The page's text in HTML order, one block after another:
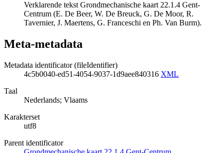
Verklarende tekst Grondmechanische kaart 22.1.4 Gent-
Centrum (E. De Beer, W. De Breuck, G. De Moor, R.
Tavernier, J. Maertens, G. Franceschi en Ph. Van Burm).
Meta-metadata
Metadata identificator (fileIdentifier)
4c5b0040-ed51-4054-9037-1d9aee840316 XML
Taal
Nederlands; Vlaams
Karakterset
utf8
Parent identificator